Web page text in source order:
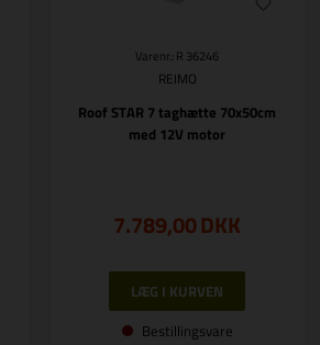
Varenr.: R 36246
REIMO
Roof STAR 7 taghætte 70x50cm
med 12V motor
7.789,00DKK
Bestillingsvare